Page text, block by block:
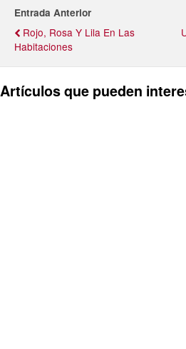
Entrada Anterior
Rojo, Rosa Y Lila En Las
Habitaciones
Artículos que pueden